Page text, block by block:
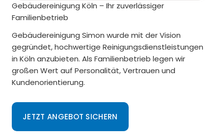
Gebäudereinigung Köln – Ihr zuverlässiger
Familienbetrieb
Gebäudereinigung Simon wurde mit der Vision
gegründet, hochwertige Reinigungsdienstleistungen
in Köln anzubieten. Als Familienbetrieb legen wir
großen Wert auf Personalität, Vertrauen und
Kundenorientierung.
JETZT ANGEBOT SICHERN